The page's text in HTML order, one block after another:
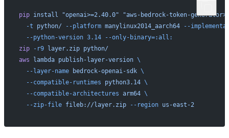
pip install "openai>=2.40.0" "aws-bedrock-token-
  -t
python/ --platform manylinux2014_aarch64 --
  --python-version
3.14 --only-binary=:all:
zip -r9 layer.zip python/
aws lambda publish-layer-version \
  --layer-name
bedrock-openai-sdk \
  --compatible-runtimes
python3.14 \
  --compatible-architectures
arm64 \
  --zip-file
fileb://layer.zip --region us-east-2